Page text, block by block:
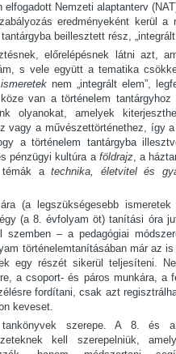
elfogadott Nemzeti alaptanterv
eredményeként kerül a
beillesztett rész, „integrált
előrelépésnek látni azt,
s vele együtt a tematika
nem „integrált elem”,
van a történelem
olyanokat, amelyek
vagy a művészettörténethez, így
a történelem tantárgyba
pénzügyi kultúra a földrajz, a
témák atechnika, életvitel és
(a legszükségesebb
(a 8. évfolyam öt) tanítási óra
szemben – a pedagógiai
történelemtanításában már az is
egy részét sikerül teljesíteni.
a csoport- és páros munkára, a
fordítani, csak azt
keveset.
szerepe. A 8. és
kell szerepelniük,